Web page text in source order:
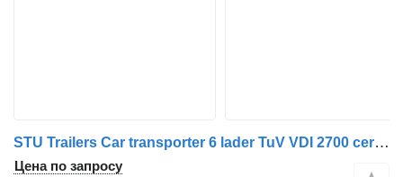
STU Trailers Car transporter 6 lader TuV VDI 2700 certificate
Цена по запросу